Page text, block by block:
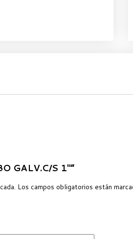
GALV.C/S 1″”
Los campos obligatorios están